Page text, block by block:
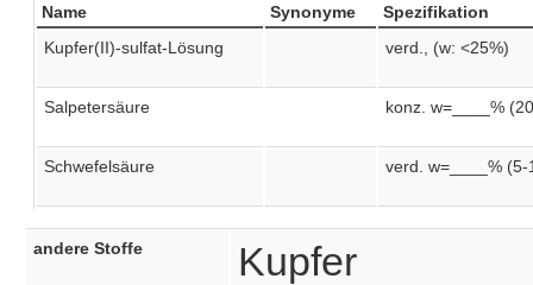
Name
Synonyme
Spezifikation
Kupfer(II)-sulfat-Lösung
verd., (w: <25%)
Salpetersäure konz. w=____%
Schwefelsäure verd. w=____% (5-
andere Stoffe Kupfer